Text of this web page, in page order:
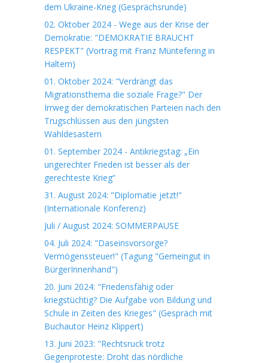
dem Ukraine-Krieg (Gesprächsrunde)
02. Oktober 2024 - Wege aus der Krise der
Demokratie: "DEMOKRATIE BRAUCHT
RESPEKT" (Vortrag mit Franz Müntefering in
Haltern)
01. Oktober 2024: "Verdrängt das
Migrationsthema die soziale Frage?" Der
Irrweg der demokratischen Parteien nach den
Trugschlüssen aus den jüngsten
Wahldesastern
01. September 2024 - Antikriegstag: „Ein
ungerechter Frieden ist besser als der
gerechteste Krieg“
31. August 2024: "Diplomatie jetzt!"
(Internationale Konferenz)
Juli / August 2024: SOMMERPAUSE
04. Juli 2024: "Daseinsvorsorge?
Vermögenssteuer!" (Tagung "Gemeingut in
BürgerInnenhand")
20. Juni 2024: "Friedensfähig oder
kriegstüchtig? Die Aufgabe von Bildung und
Schule in Zeiten des Krieges" (Gespräch mit
Buchautor Heinz Klippert)
13. Juni 2023: "Rechtsruck trotz
Gegenproteste: Droht das nördliche